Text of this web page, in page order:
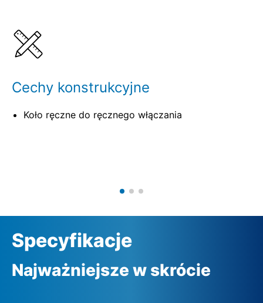
Pokrewne produkty
Cechy konstrukcyjne
Koło ręczne do ręcznego włączania
Specyfikacje
Najważniejsze w skrócie